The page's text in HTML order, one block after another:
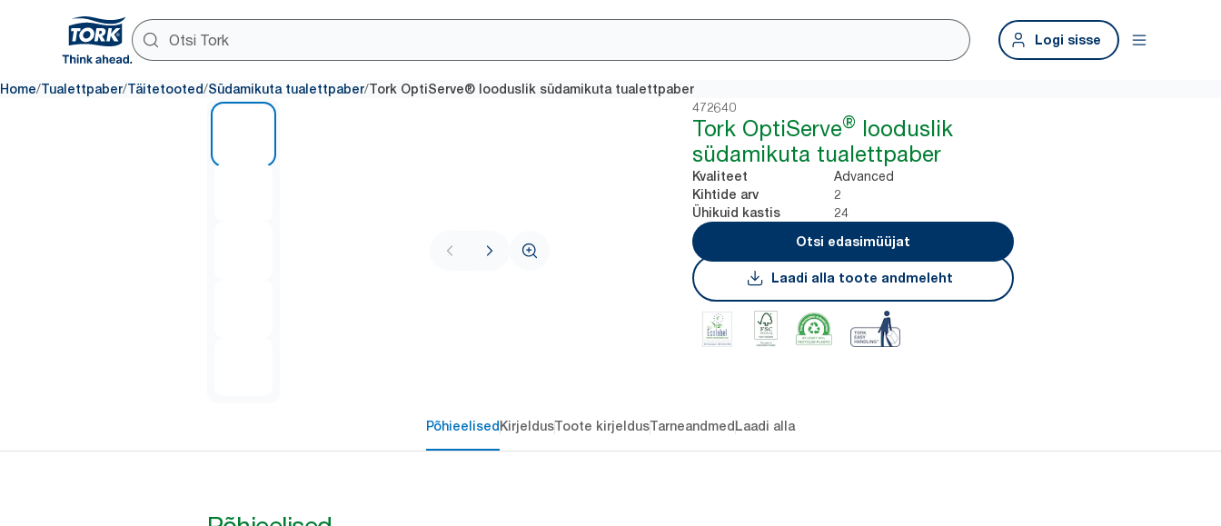
Logi sisse
Home/Tualettpaber/Täitetooted/Südamikuta tualettpaber/Tork OptiServe® looduslik südamikuta tualettpaber
472640
Tork OptiServe® looduslik
südamikuta tualettpaber
Kvaliteet Advanced
Kihtide arv 2
Ühikuid kastis
24
Otsi edasimüüjat
Laadi alla toote andmeleht
Põhieelised KirjeldusToote kirjeldusTarneandmed Laadi alla